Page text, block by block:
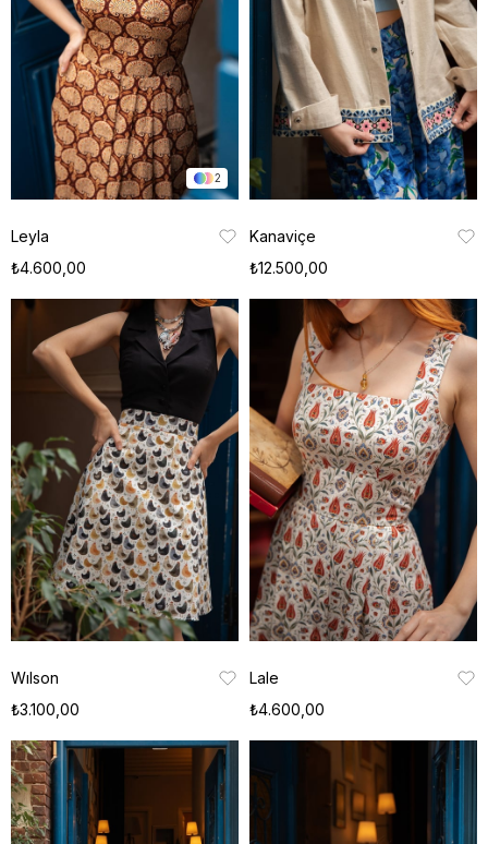
2
Leyla
₺4.600,00
Kanaviçe
₺12.500,00
Wılson
₺3.100,00
Lale
₺4.600,00